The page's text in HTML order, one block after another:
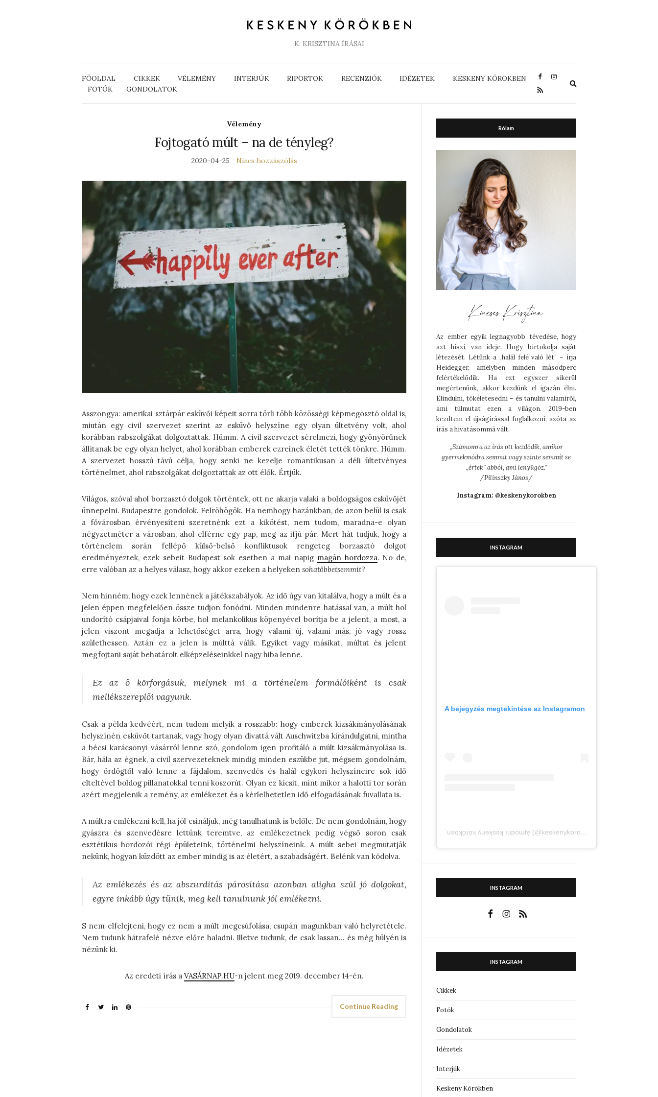
K. KRISZTINA ÍRÁSAI
FŐOLDAL CIKKEK VÉLEMÉNY INTERJÚK RIPORTOK RECENZIÓK IDÉZETEK
KESKENY KÖRÖKBEN
FOTÓK
GONDOLATOK
Vélemény
Fojtogató múlt – na de tényleg?
2020-04-25 Nincs hozzászólás
Asszongya: amerikai sztárpár esküvői képeit sorra törli több közösségi képmegosztó oldal is,
miután egy civil szervezet szerint az esküvő helyszíne egy olyan ültetvény volt, ahol
korábban rabszolgákat dolgoztattak. Hümm. A civil szervezet sérelmezi, hogy gyönyörűnek
állítanak be egy olyan helyet, ahol korábban emberek ezreinek életét tették tönkre. Hümm.
A szervezet hosszú távú célja, hogy senki ne kezelje romantikusan a déli ültetvényes
történelmet, ahol rabszolgákat dolgoztattak az ott élők. Értjük.
Világos, szóval ahol borzasztó dolgok történtek, ott ne akarja valaki a boldogságos esküvőjét
ünnepelni. Budapestre gondolok. Felröhögök. Ha nemhogy hazánkban, de azon belül is csak
a fővárosban érvényesíteni szeretnénk ezt a kikötést, nem tudom, maradna-e olyan
négyzetméter a városban, ahol elférne egy pap, meg az ifjú pár. Mert hát tudjuk, hogy a
történelem során fellépő külső-belső konfliktusok rengeteg borzasztó dolgot
eredményeztek, ezek sebeit Budapest sok esetben a mai napig magán hordozza. No de,
erre valóban az a helyes válasz, hogy akkor ezeken a helyeken sohatöbbetsemmit?
Nem hinném, hogy ezek lennének a játékszabályok. Az idő úgy van kitalálva, hogy a múlt és a
jelen éppen megfelelően össze tudjon fonódni. Minden mindenre hatással van, a múlt hol
undorító csápjaival fonja körbe, hol melankolikus köpenyével borítja be a jelent, a most, a
jelen viszont megadja a lehetőséget arra, hogy valami új, valami más, jó vagy rossz
születhessen. Aztán ez a jelen is múlttá válik. Egyiket vagy másikat, múltat és jelent
megfojtani saját behatárolt elképzeléseinkkel nagy hiba lenne.
Ez az ő körforgásuk, melynek mi a történelem formálóiként is csak
mellékszereplői vagyunk.
Csak a példa kedvéért, nem tudom melyik a rosszabb: hogy emberek kizsákmányolásának
helyszínén esküvőt tartanak, vagy hogy olyan divattá vált Auschwitzba kirándulgatni, mintha
a bécsi karácsonyi vásárról lenne szó, gondolom igen profitáló a múlt kizsákmányolása is.
Bár, hála az égnek, a civil szervezeteknek mindig minden eszükbe jut, mégsem gondolnám,
hogy ördögtől való lenne a fájdalom, szenvedés és halál egykori helyszíneire sok idő
elteltével boldog pillanatokkal tenni koszorút. Olyan ez kicsit, mint mikor a halotti tor során
azért megjelenik a remény, az emlékezet és a kérlelhetetlen idő elfogadásának fuvallata is.
A múltra emlékezni kell, ha jól csináljuk, még tanulhatunk is belőle. De nem gondolnám, hogy
gyászra és szenvedésre lettünk teremtve, az emlékezetnek pedig végső soron csak
esztétikus hordozói régi épületeink, történelmi helyszíneink. A múlt sebei megmutatják
nekünk, hogyan küzdött az ember mindig is az életért, a szabadságért. Belénk van kódolva.
Az emlékezés és az abszurditás párosítása azonban aligha szül jó dolgokat,
egyre inkább úgy tűnik, meg kell tanulnunk jól emlékezni.
S nem elfelejteni, hogy ez nem a múlt megcsúfolása, csupán magunkban való helyretétele.
Nem tudunk hátrafelé nézve előre haladni. Illetve tudunk, de csak lassan… és még hülyén is
nézünk ki.
Az eredeti írás a VASÁRNAP.HU-n jelent meg 2019. december 14-én.
Continue Reading
Rólam
Az ember egyik legnagyobb tévedése, hogy
azt hiszi, van ideje. Hogy birtokolja saját
létezését. Létünk a „halál felé való lét” – írja
Heidegger, amelyben minden másodperc
felértékelődik. Ha ezt egyszer sikerül
megértenünk, akkor kezdünk el igazán élni.
Elindulni, tökéletesedni – és tanulni valamiről,
ami túlmutat ezen a világon. 2019-ben
kezdtem el újságírással foglalkozni, azóta az
írás a hivatásommá vált.
„Számomra az írás ott kezdődik, amikor
gyermekmódra semmit vagy szinte semmit se
„értek” abból, ami lenyűgöz.”
/Pilinszky János/
Instagram: @keskenykorokben
INSTAGRAM
A bejegyzés megtekintése az Instagramon
˙uǝqʞo̤ɹo̤ʞ ʎuǝʞsǝʞ ıupoɯlɐ̗ (@keskenykorokben) által megosztott bejegyzés
INSTAGRAM
INSTAGRAM
Cikkek
Fotók
Gondolatok
Idézetek
Interjúk
Keskeny Körökben